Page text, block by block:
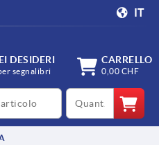
IT
DESIDERI
segnalibri
CARRELLO
0,00 CHF
qty